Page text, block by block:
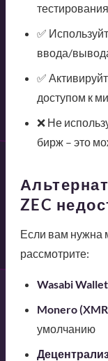
тестирования
✅
ввода/
✅
доступом к
❌ Не
бирж – это
ZEC
Если вам нужна
рассмотрите:
Wasabi Wallet
Monero
умолчанию